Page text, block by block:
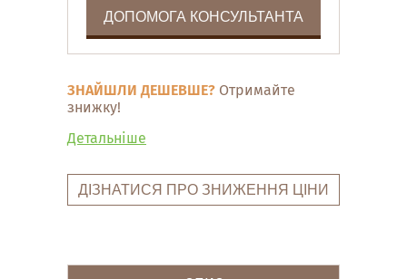
ДОПОМОГА КОНСУЛЬТАНТА
ЗНАЙШЛИ ДЕШЕВШЕ? Отримайте
знижку!
Детальніше
ДІЗНАТИСЯ ПРО ЗНИЖЕННЯ ЦІНИ